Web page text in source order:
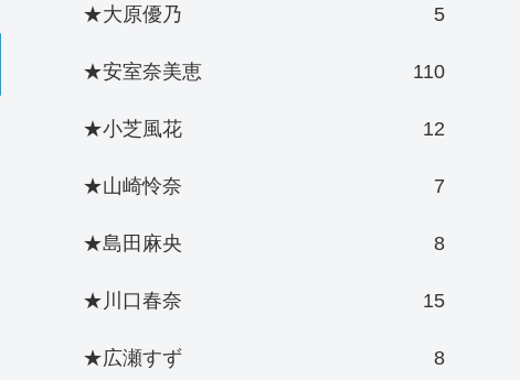
★大原優乃 5
★安室奈美恵 110
★小芝風花 12
★山崎怜奈 7
★島田麻央 8
★川口春奈 15
★広瀬すず 8